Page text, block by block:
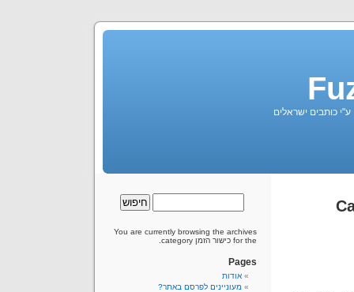
ע"י כותבים ישראלים
You are currently browsing the archives
for the כישור הזמן category.
Pages
אודות
מעוניינים לפרסם באתר?